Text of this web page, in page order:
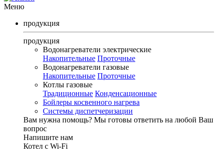
Меню
продукция
продукция
Водонагреватели электрические
Накопительные Проточные
Водонагреватели газовые
Накопительные Проточные
Котлы газовые
Традиционные Конденсационные
Бойлеры косвенного нагрева
Системы диспетчеризации
Вам нужна помощь? Мы готовы ответить на любой Ваш
вопрос
Напишите нам
Котел с Wi-Fi